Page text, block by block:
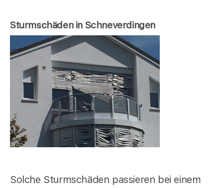
Sturmschäden in Schneverdingen
Solche Sturmschäden passieren bei einem